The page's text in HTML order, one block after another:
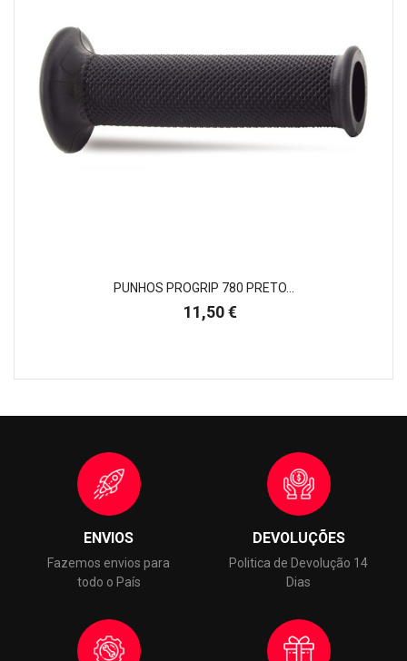
PUNHOS PROGRIP 780 PRETO...
Preço
11,50 €
ENVIOS
Fazemos envios para
todo o País
DEVOLUÇÕES
Politica de Devolução 14
Dias